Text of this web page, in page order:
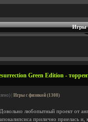
Игры
Green Edition -
| Игры с физикой (1308)
Довольно любопытный проект от
апокалипсиса прилично приелась